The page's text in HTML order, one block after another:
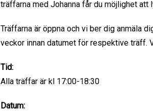
träffarna med Johanna får du möjlighet att
Träffarna är öppna och vi ber dig anmäla
veckor innan datumet för respektive träff.
Tid:
Alla träffar är kl 17:00-18:30
Datum: